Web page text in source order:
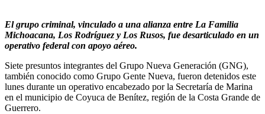
El grupo criminal, vinculado a una alianza entre La Familia
Michoacana, Los Rodríguez y Los Rusos, fue desarticulado en un
operativo federal con apoyo aéreo.
Siete presuntos integrantes del Grupo Nueva Generación (GNG),
también conocido como Grupo Gente Nueva, fueron detenidos este
lunes durante un operativo encabezado por la Secretaría de Marina
en el municipio de Coyuca de Benítez, región de la Costa Grande de
Guerrero.